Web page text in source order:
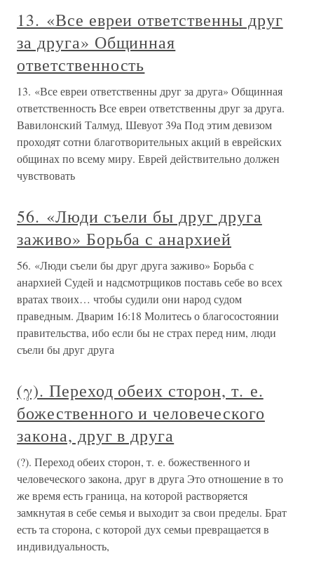
13. «Все евреи ответственны друг
за друга» Общинная
ответственность
13. «Все евреи ответственны друг за друга» Общинная
ответственность Все евреи ответственны друг за друга.
Вавилонский Талмуд, Шевуот 39а Под этим девизом
проходят сотни благотворительных акций в еврейских
общинах по всему миру. Еврей действительно должен
чувствовать
56. «Люди съели бы друг друга
заживо» Борьба с анархией
56. «Люди съели бы друг друга заживо» Борьба с
анархией Судей и надсмотрщиков поставь себе во всех
вратах твоих… чтобы судили они народ судом
праведным. Дварим 16:18 Молитесь о благосостоянии
правительства, ибо если бы не страх перед ним, люди
съели бы друг друга
(γ). Переход обеих сторон, т. е.
божественного и человеческого
закона, друг в друга
(?). Переход обеих сторон, т. е. божественного и
человеческого закона, друг в друга Это отношение в то
же время есть граница, на которой растворяется
замкнутая в себе семья и выходит за свои пределы. Брат
есть та сторона, с которой дух семьи превращается в
индивидуальность,